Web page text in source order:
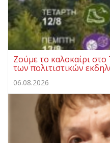
Ζούμε το καλοκαίρι
των πολιτιστικών
06.08.2026